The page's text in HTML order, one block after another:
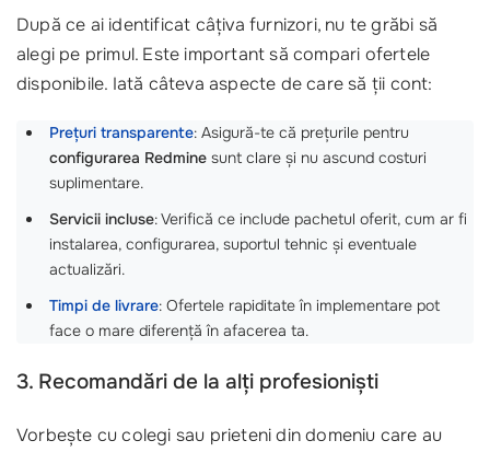
După ce ai identificat câțiva furnizori, nu te grăbi să
alegi pe primul. Este important să compari ofertele
disponibile. Iată câteva aspecte de care să ții cont:
Prețuri transparente: Asigură-te că prețurile pentru
configurarea Redmine sunt clare și nu ascund costuri
suplimentare.
Servicii incluse: Verifică ce include pachetul oferit, cum ar fi
instalarea, configurarea, suportul tehnic și eventuale
actualizări.
Timpi de livrare: Ofertele rapiditate în implementare pot
face o mare diferență în afacerea ta.
3. Recomandări de la alți profesioniști
Vorbește cu colegi sau prieteni din domeniu care au